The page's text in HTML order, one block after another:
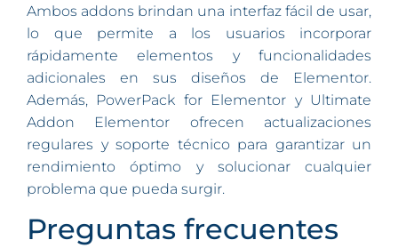
Ambos addons brindan una interfaz fácil de usar,
lo que permite a los usuarios incorporar
rápidamente elementos y funcionalidades
adicionales en sus diseños de Elementor.
Además, PowerPack for Elementor y Ultimate
Addon Elementor ofrecen actualizaciones
regulares y soporte técnico para garantizar un
rendimiento óptimo y solucionar cualquier
problema que pueda surgir.
Preguntas frecuentes